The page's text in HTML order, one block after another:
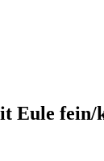
Eule fein/